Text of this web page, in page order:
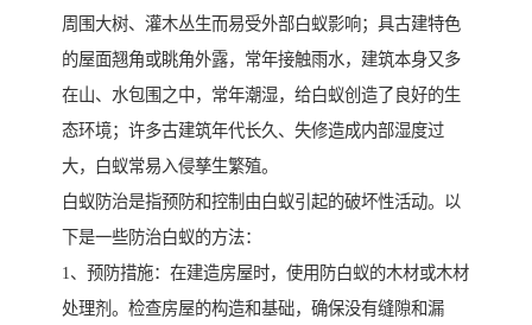
周围大树、灌木丛生而易受外部白蚁影响；具古建特色
的屋面翘角或眺角外露，常年接触雨水，建筑本身又多
在山、水包围之中，常年潮湿，给白蚁创造了良好的生
态环境；许多古建筑年代长久、失修造成内部湿度过
大，白蚁常易入侵孳生繁殖。
白蚁防治是指预防和控制由白蚁引起的破坏性活动。以
下是一些防治白蚁的方法：
1、预防措施：在建造房屋时，使用防白蚁的木材或木材
处理剂。检查房屋的构造和基础，确保没有缝隙和漏